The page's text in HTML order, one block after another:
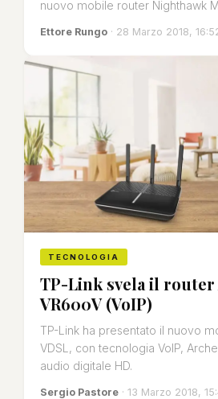
nuovo mobile router Nighthawk
Ettore Rungo · 28 Marzo 2018,
TECNOLOGIA
TP-Link svela il
VR600V (VoIP)
TP-Link ha presentato il nuovo
VDSL, con tecnologia VoIP,
audio digitale HD.
Sergio Pastore · 13 Marzo 2018,